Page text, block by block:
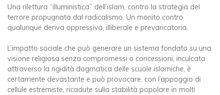
Una rilettura “illuministica” dell’islam, contro la strategia del
terrore propugnata dal radicalismo. Un monito contro
qualunque deriva oppressiva, illiberale e prevaricatoria.
L’impatto sociale che può generare un sistema fondato su una
visione religiosa senza compromessi o concessioni, inculcata
attraverso la rigidità dogmatica delle scuole islamiche, è
certamente devastante e può provocare, con l’appoggio di
cellule estremiste, ricadute sulla stabilità popolare in molti